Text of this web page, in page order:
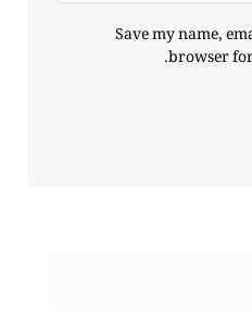
Save my name,
browser